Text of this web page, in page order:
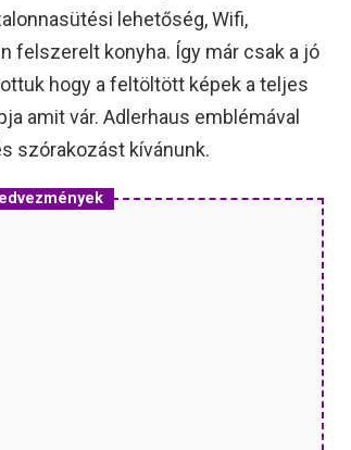
lehetőség, Wifi,
felszerelt konyha. Így már csak a jó
hogy a feltöltött képek a teljes
amit vár. Adlerhaus emblémával
szórakozást kívánunk.